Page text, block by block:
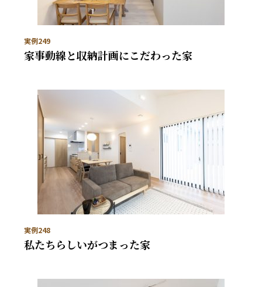
実例249
家事動線と収納計画にこだわった家
実例248
私たちらしいがつまった家